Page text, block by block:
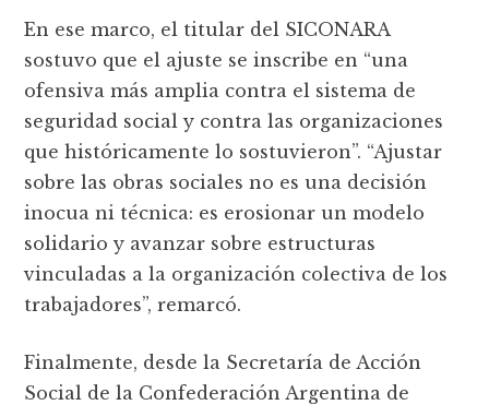
En ese marco, el titular del SICONARA
sostuvo que el ajuste se inscribe en “una
ofensiva más amplia contra el sistema de
seguridad social y contra las organizaciones
que históricamente lo sostuvieron”. “Ajustar
sobre las obras sociales no es una decisión
inocua ni técnica: es erosionar un modelo
solidario y avanzar sobre estructuras
vinculadas a la organización colectiva de los
trabajadores”, remarcó.
Finalmente, desde la Secretaría de Acción
Social de la Confederación Argentina de